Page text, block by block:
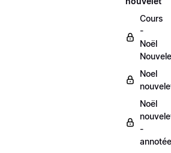
Cours
-
Noël
Noel
Noël
-